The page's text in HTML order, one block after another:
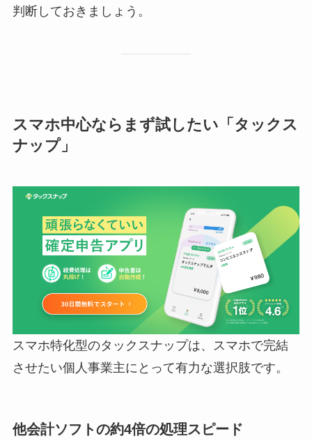
判断しておきましょう。
スマホ中心ならまず試したい「タックス
ナップ」
スマホ特化型のタックスナップは、スマホで完結
させたい個人事業主にとって有力な選択肢です。
他会計ソフトの約4倍の処理スピード